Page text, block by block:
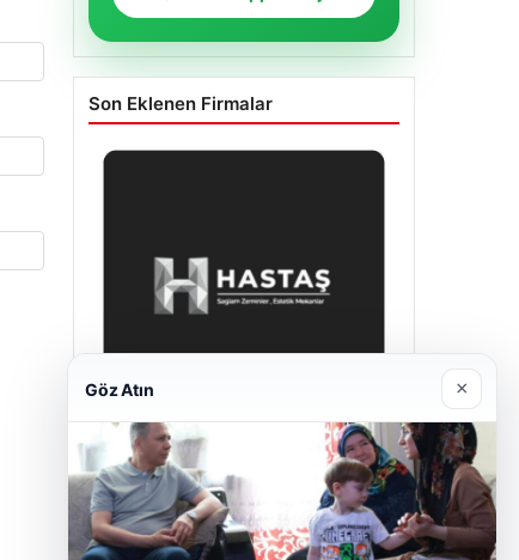
Son Eklenen Firmalar
Enes Kaplan Avukatlık Bürosu
Nisan 28, 2026
Göz Atın ×